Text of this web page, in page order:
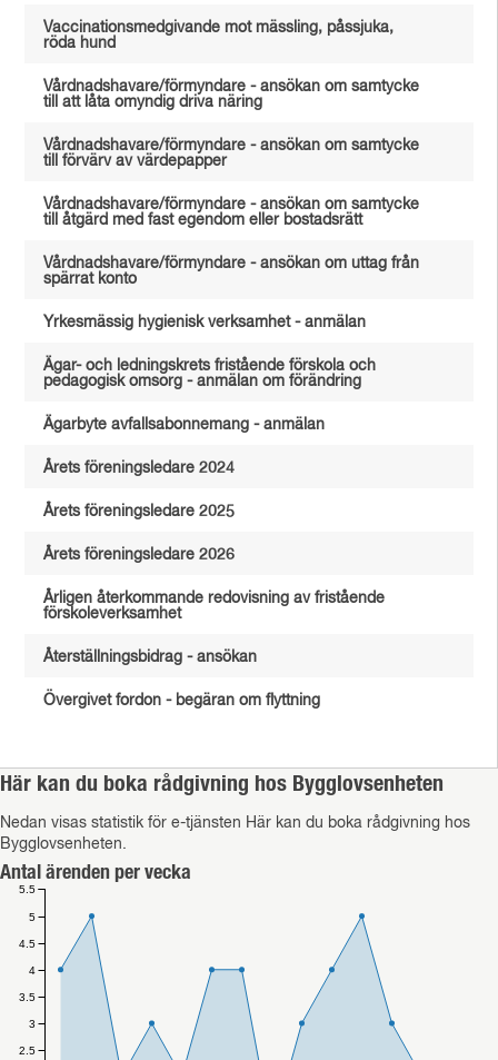
Vaccinationsmedgivande mot mässling, påssjuka,
röda hund
Vårdnadshavare/förmyndare - ansökan om samtycke
till att låta omyndig driva näring
Vårdnadshavare/förmyndare - ansökan om samtycke
till förvärv av värdepapper
Vårdnadshavare/förmyndare - ansökan om samtycke
till åtgärd med fast egendom eller bostadsrätt
Vårdnadshavare/förmyndare - ansökan om uttag från
spärrat konto
Yrkesmässig hygienisk verksamhet - anmälan
Ägar- och ledningskrets fristående förskola och
pedagogisk omsorg - anmälan om förändring
Ägarbyte avfallsabonnemang - anmälan
Årets föreningsledare 2024
Årets föreningsledare 2025
Årets föreningsledare 2026
Årligen återkommande redovisning av fristående
förskoleverksamhet
Återställningsbidrag - ansökan
Övergivet fordon - begäran om flyttning
Här kan du boka rådgivning hos Bygglovsenheten
Nedan visas statistik för e-tjänsten Här kan du boka rådgivning hos
Bygglovsenheten.
Antal ärenden per vecka
2.5
3
3.5
4
4.5
5
5.5